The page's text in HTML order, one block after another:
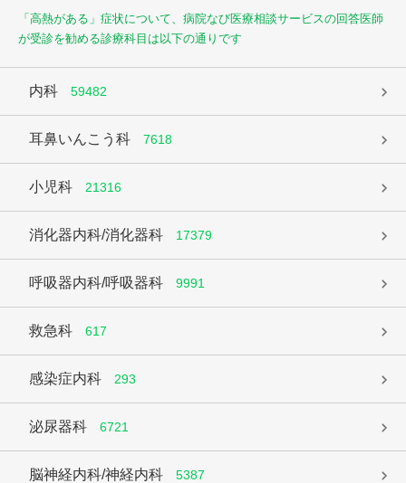
「高熱がある」症状について、病院なび医療相談サービスの回答医師
が受診を勧める診療科目は以下の通りです
内科 59482
耳鼻いんこう科 7618
小児科 21316
消化器内科/消化器科 17379
呼吸器内科/呼吸器科 9991
救急科 617
感染症内科 293
泌尿器科 6721
脳神経内科/神経内科 5387